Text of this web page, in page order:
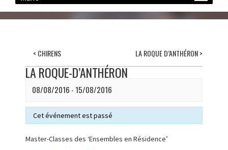
< CHIRENS LA ROQUE D’ANTHÉRON>
LA ROQUE-D’ANTHÉRON
08/08/2016 - 15/08/2016
Cet événement est passé
Master-Classes des ‘Ensembles en Résidence’